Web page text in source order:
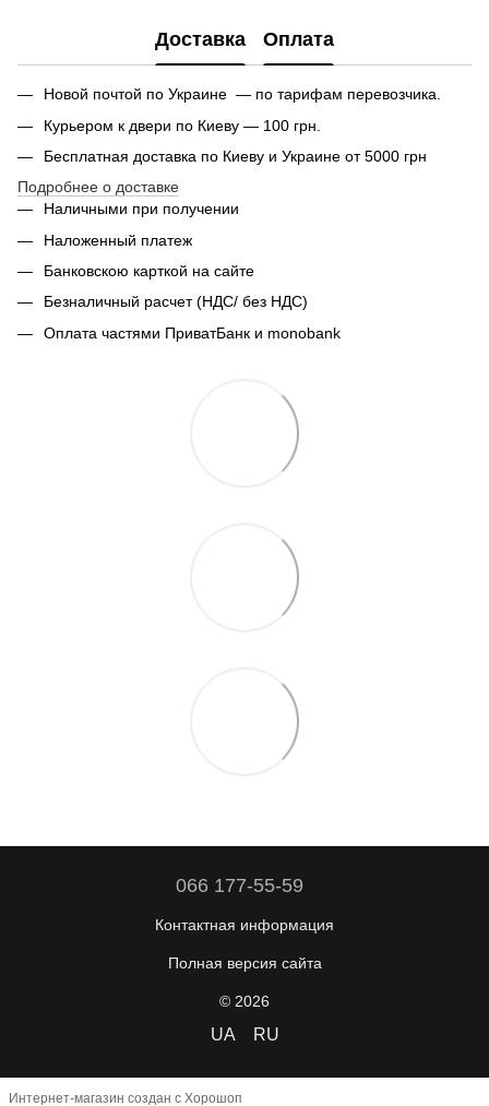
Доставка Оплата
Новой почтой по Украине — по тарифам перевозчика.
Курьером к двери по Киеву — 100 грн.
Бесплатная доставка по Киеву и Украине от 5000 грн
Подробнее о доставке
Наличными при получении
Наложенный платеж
Банковскою карткой на сайте
Безналичный расчет (НДС/ без НДС)
Оплата частями ПриватБанк и monobank
066 177-55-59
Контактная информация
Полная версия сайта
© 2026
UA RU
Интернет-магазин создан с Хорошоп